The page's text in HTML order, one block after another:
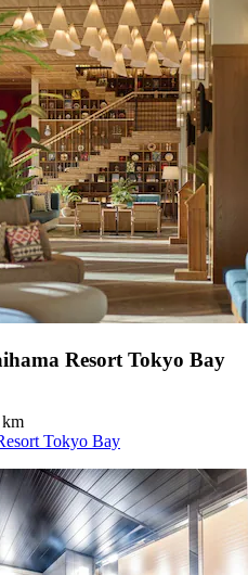
Resort Tokyo Bay
km
Tokyo Bay